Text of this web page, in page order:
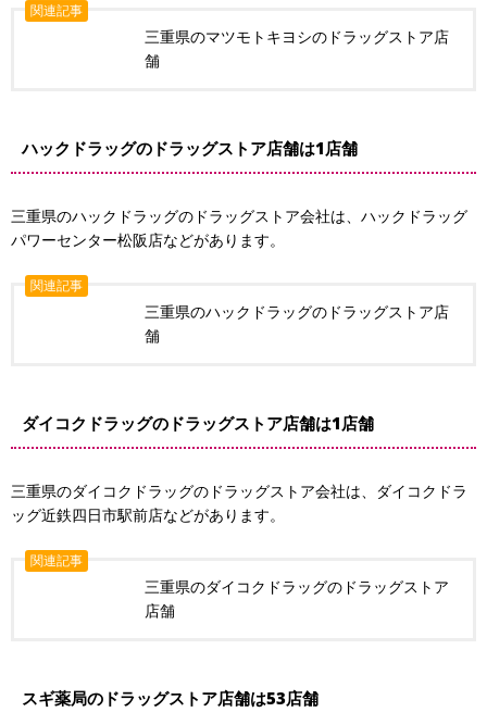
関連記事
三重県のマツモトキヨシのドラッグストア店
舗
ハックドラッグのドラッグストア店舗は1店舗
三重県のハックドラッグのドラッグストア会社は、ハックドラッグ
パワーセンター松阪店などがあります。
関連記事
三重県のハックドラッグのドラッグストア店
舗
ダイコクドラッグのドラッグストア店舗は1店舗
三重県のダイコクドラッグのドラッグストア会社は、ダイコクドラ
ッグ近鉄四日市駅前店などがあります。
関連記事
三重県のダイコクドラッグのドラッグストア
店舗
スギ薬局のドラッグストア店舗は53店舗